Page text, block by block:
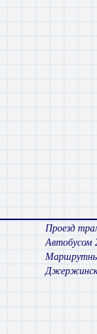
Проезд
Автобусом